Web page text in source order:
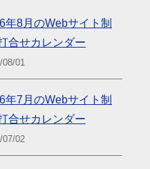
年8月のWebサイト制
合せカレンダー
08/01
年7月のWebサイト制
合せカレンダー
07/02